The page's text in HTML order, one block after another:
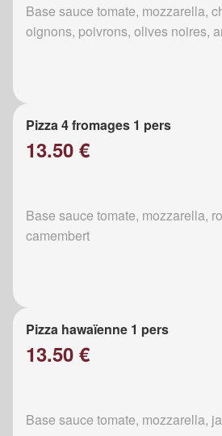
Base sauce tomate, mozzarella,
oignons, poivrons, olives noires,
Pizza 4 fromages 1 pers
13.50 €
Base sauce tomate, mozzarella,
camembert
Pizza hawaïenne 1 pers
13.50 €
Base sauce tomate, mozzarella,